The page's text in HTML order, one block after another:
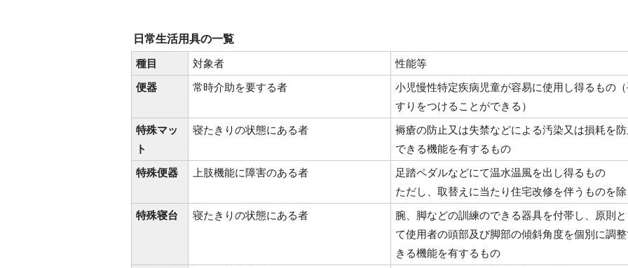
日常生活用具の一覧
種目 対象者
性能等
便器
常時介助を要する者
小児慢性特定疾病児童が容易に使用し得るもの
すりをつけることができる）
特殊マッ
ト
寝たきりの状態にある者
褥瘡の防止又は失禁などによる汚染又は損耗を防
できる機能を有するもの
特殊便器
上肢機能に障害のある者
足踏ペダルなどにて温水温風を出し得るもの
ただし、取替えに当たり住宅改修を伴うものを除
特殊寝台
寝たきりの状態にある者
腕、脚などの訓練のできる器具を付帯し、原則と
て使用者の頭部及び脚部の傾斜角度を個別に調
きる機能を有するもの